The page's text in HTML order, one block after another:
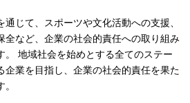
じて、スポーツや文化活動への支援、
全など、企業の社会的責任への取り組み
。 地域社会を始めとする全てのステー
企業を目指し、企業の社会的責任を果た